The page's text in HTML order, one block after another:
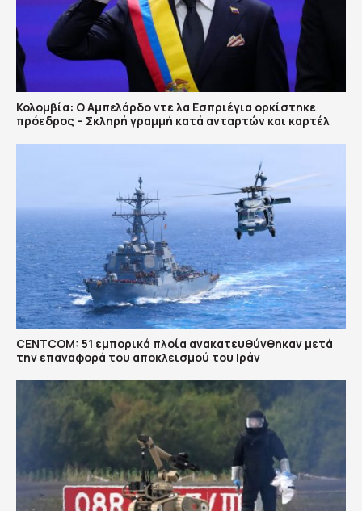
Κολομβία: Ο Αμπελάρδο ντε λα Εσπριέγια ορκίστηκε
πρόεδρος – Σκληρή γραμμή κατά ανταρτών και καρτέλ
CENTCOM: 51 εμπορικά πλοία ανακατευθύνθηκαν μετά
την επαναφορά του αποκλεισμού του Ιράν